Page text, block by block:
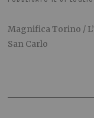
Magnifica Torino /
San Carlo